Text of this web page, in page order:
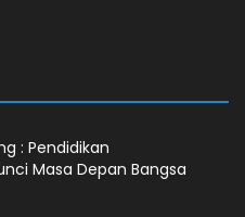
: Pendidikan
Masa Depan Bangsa